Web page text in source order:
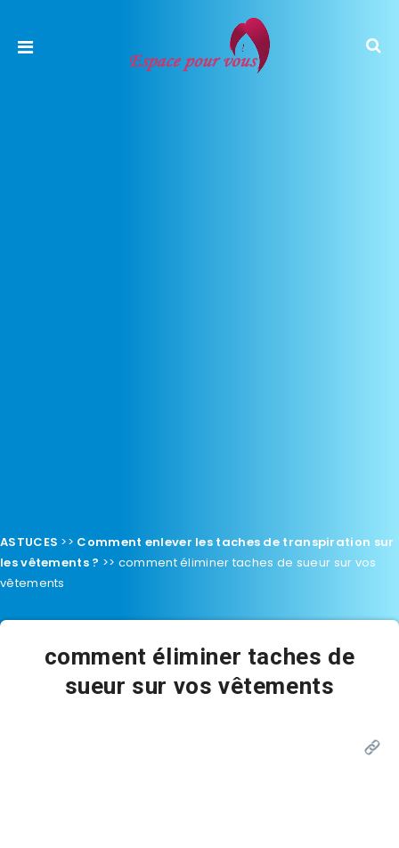
ASTUCES >> Comment enlever les taches de transpiration sur
les vêtements ? >> comment éliminer taches de sueur sur vos
vêtements
comment éliminer taches de
sueur sur vos vêtements